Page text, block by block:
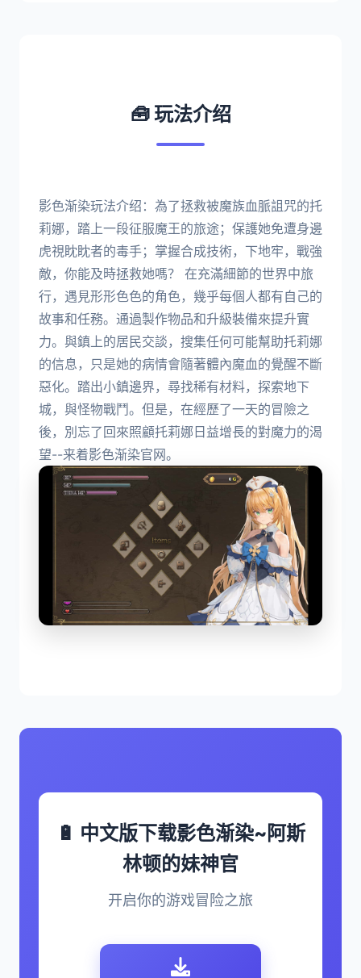
🧰 玩法介绍
影色渐染玩法介绍：為了拯救被魔族血脈詛咒的托
莉娜，踏上一段征服魔王的旅途；保護她免遭身邊
虎視眈眈者的毒手；掌握合成技術，下地牢，戰強
敵，你能及時拯救她嗎？ 在充滿細節的世界中旅
行，遇見形形色色的角色，幾乎每個人都有自己的
故事和任務。通過製作物品和升級裝備來提升實
力。與鎮上的居民交談，搜集任何可能幫助托莉娜
的信息，只是她的病情會隨著體內魔血的覺醒不斷
惡化。踏出小鎮邊界，尋找稀有材料，探索地下
城，與怪物戰鬥。但是，在經歷了一天的冒險之
後，別忘了回來照顧托莉娜日益增長的對魔力的渴
望--来着影色渐染官网。
🔋 中文版下载影色渐染~阿斯
林顿的妹神官
开启你的游戏冒险之旅